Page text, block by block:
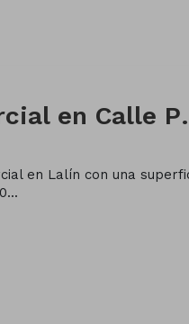
Local
en Lalín con una